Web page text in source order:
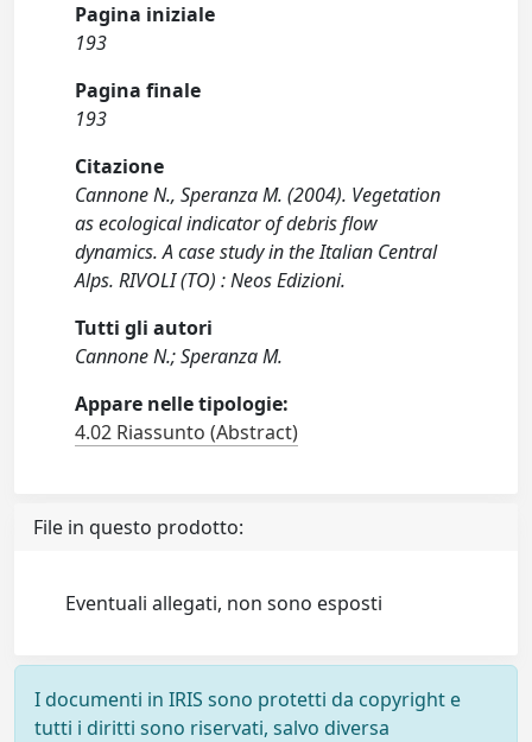
Pagina iniziale
193
Pagina finale
193
Citazione
Cannone N., Speranza M. (2004). Vegetation
as ecological indicator of debris flow
dynamics. A case study in the Italian Central
Alps. RIVOLI (TO) : Neos Edizioni.
Tutti gli autori
Cannone N.; Speranza M.
Appare nelle tipologie:
4.02 Riassunto (Abstract)
File in questo prodotto:
Eventuali allegati, non sono esposti
I documenti in IRIS sono protetti da copyright e
tutti i diritti sono riservati, salvo diversa